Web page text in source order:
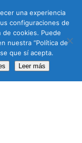
una experiencia
configuraciones de
de cookies. Puede
nuestra “Política de
que sí acepta.
Leer más